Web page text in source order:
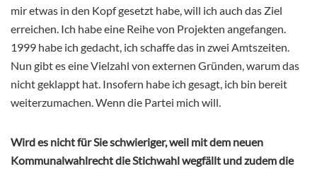
mir etwas in den Kopf gesetzt habe, will ich auch das Ziel
erreichen. Ich habe eine Reihe von Projekten angefangen.
1999 habe ich gedacht, ich schaffe das in zwei Amtszeiten.
Nun gibt es eine Vielzahl von externen Gründen, warum das
nicht geklappt hat. Insofern habe ich gesagt, ich bin bereit
weiterzumachen. Wenn die Partei mich will.
Wird es nicht für Sie schwieriger, weil mit dem neuen
Kommunalwahlrecht die Stichwahl wegfällt und zudem die